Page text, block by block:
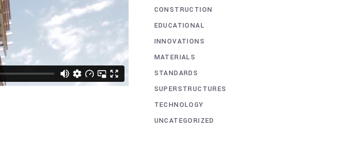
CONSTRUCTION
EDUCATIONAL
INNOVATIONS
MATERIALS
STANDARDS
SUPERSTRUCTURES
TECHNOLOGY
UNCATEGORIZED